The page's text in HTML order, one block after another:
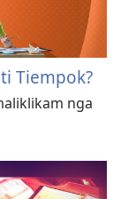
Tiempok?
nga